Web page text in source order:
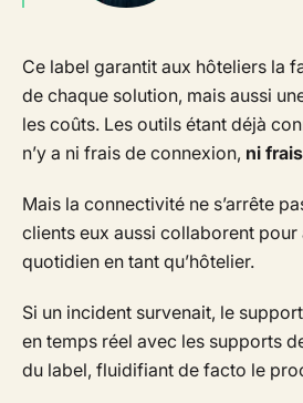
Ce label garantit aux hôteliers la
de chaque solution, mais aussi
les coûts. Les outils étant déjà
n’y a ni frais de connexion, ni
Mais la connectivité ne s’arrête
clients eux aussi collaborent
quotidien en tant qu’hôtelier.
Si un incident survenait, le
en temps réel avec les supports
du label, fluidifiant de facto le